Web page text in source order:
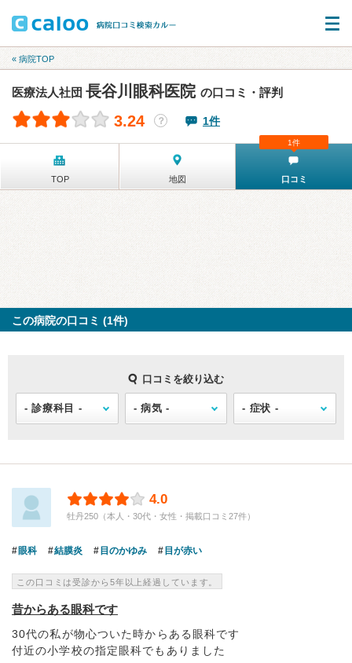
« 病院TOP
医療法人社団 長谷川眼科医院 の口コミ・評判
3.24 ？ 1件
TOP 地図 口コミ
1件
この病院の口コミ (1件)
口コミを絞り込む
4.0
牡丹250（本人・30代・女性・掲載口コミ27件）
眼科 結膜炎 目のかゆみ 目が赤い
この口コミは受診から5年以上経過しています。
昔からある眼科です
30代の私が物心ついた時からある眼科です
付近の小学校の指定眼科でもありました